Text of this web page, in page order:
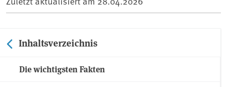
Inhaltsverzeichnis
Die wichtigsten Fakten